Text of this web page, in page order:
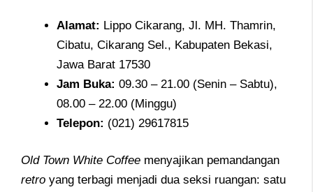
Alamat: Lippo Cikarang, Jl. MH. Thamrin,
Cibatu, Cikarang Sel., Kabupaten Bekasi,
Jawa Barat 17530
Jam Buka: 09.30 – 21.00 (Senin – Sabtu),
08.00 – 22.00 (Minggu)
Telepon: (021) 29617815
Old Town White Coffee menyajikan pemandangan
retro yang terbagi menjadi dua seksi ruangan: satu